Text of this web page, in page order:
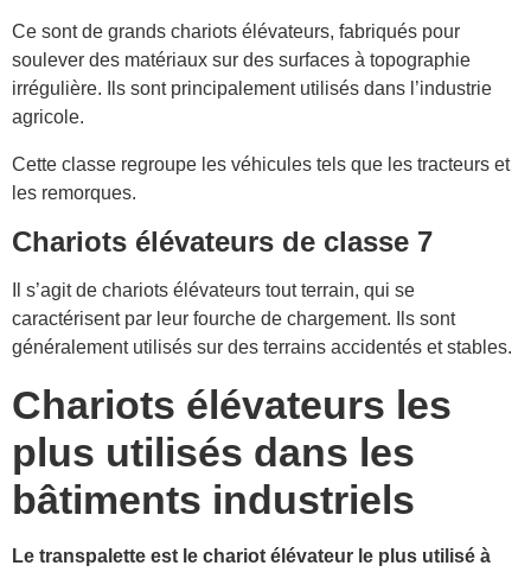
Ce sont de grands chariots élévateurs, fabriqués pour
soulever des matériaux sur des surfaces à topographie
irrégulière. Ils sont principalement utilisés dans l’industrie
agricole.
Cette classe regroupe les véhicules tels que les tracteurs et
les remorques.
Chariots élévateurs de classe 7
Il s’agit de chariots élévateurs tout terrain, qui se
caractérisent par leur fourche de chargement. Ils sont
généralement utilisés sur des terrains accidentés et stables.
Chariots élévateurs les
plus utilisés dans les
bâtiments industriels
Le transpalette est le chariot élévateur le plus utilisé à